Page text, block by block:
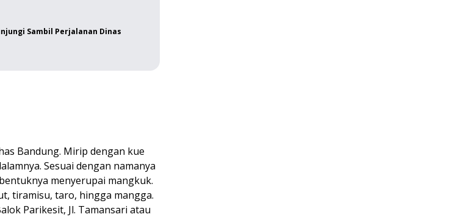
Sambil Perjalanan Dinas
Bandung. Mirip dengan kue
Sesuai dengan namanya
menyerupai mangkuk.
tiramisu, taro, hingga mangga.
Parikesit, Jl. Tamansari atau